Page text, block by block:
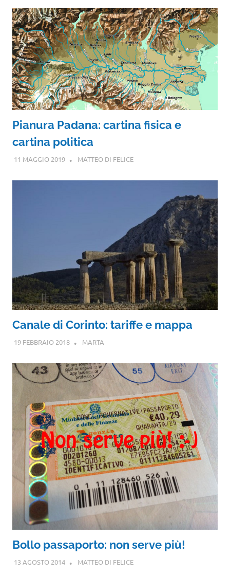
Pianura Padana: cartina fisica e
cartina politica
11 MAGGIO 2019 MATTEO DI FELICE
Canale di Corinto: tariffe e mappa
19 FEBBRAIO 2018 MARTA
Bollo passaporto: non serve più!
13 AGOSTO 2014 MATTEO DI FELICE